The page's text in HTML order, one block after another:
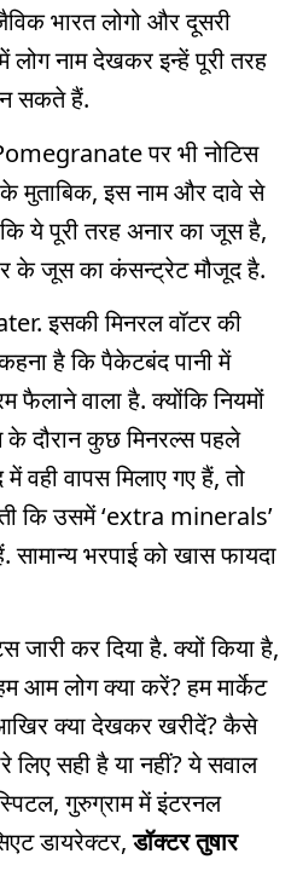
भारत लोगो और दूसरी
लोग नाम देखकर इन्हें पूरी तरह
सकते हैं.
पर भी नोटिस
के मुताबिक, इस नाम और दावे से
ये पूरी तरह अनार का जूस है,
के जूस का कंसन्ट्रेट मौजूद है.
इसकी मिनरल वॉटर की
है कि पैकेटबंद पानी में
फैलाने वाला है. क्योंकि नियमों
दौरान कुछ मिनरल्स पहले
वही वापस मिलाए गए हैं, तो
कि उसमें ‘extra minerals’
भरपाई को खास फायदा
जारी कर दिया है. क्यों किया है,
आम लोग क्या करें? हम मार्केट
क्या देखकर खरीदें? कैसे
लिए सही है या नहीं? ये सवाल
गुरुग्राम में इंटरनल
डायरेक्टर,डॉक्टर तुषार